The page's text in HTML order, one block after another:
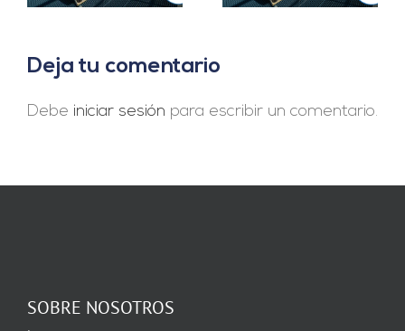
Deja tu comentario
Debe iniciar sesión para escribir un comentario.
SOBRE NOSOTROS